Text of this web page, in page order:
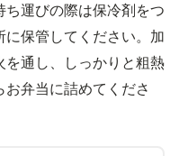
運びの際は保冷剤をつ
保管してください。加
通し、しっかりと粗熱
弁当に詰めてくださ